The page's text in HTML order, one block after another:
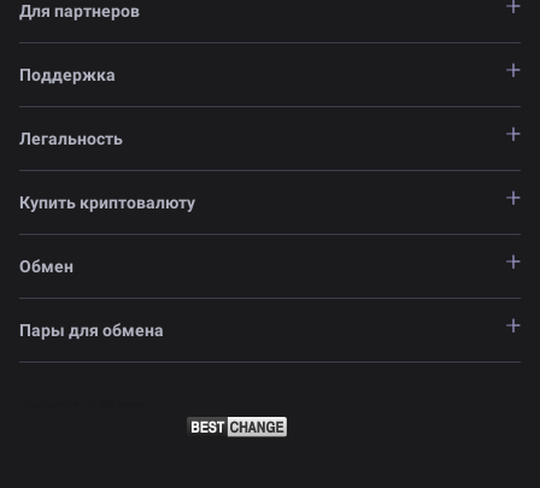
Для партнеров
Поддержка
Легальность
Купить криптовалюту
Обмен
Пары для обмена